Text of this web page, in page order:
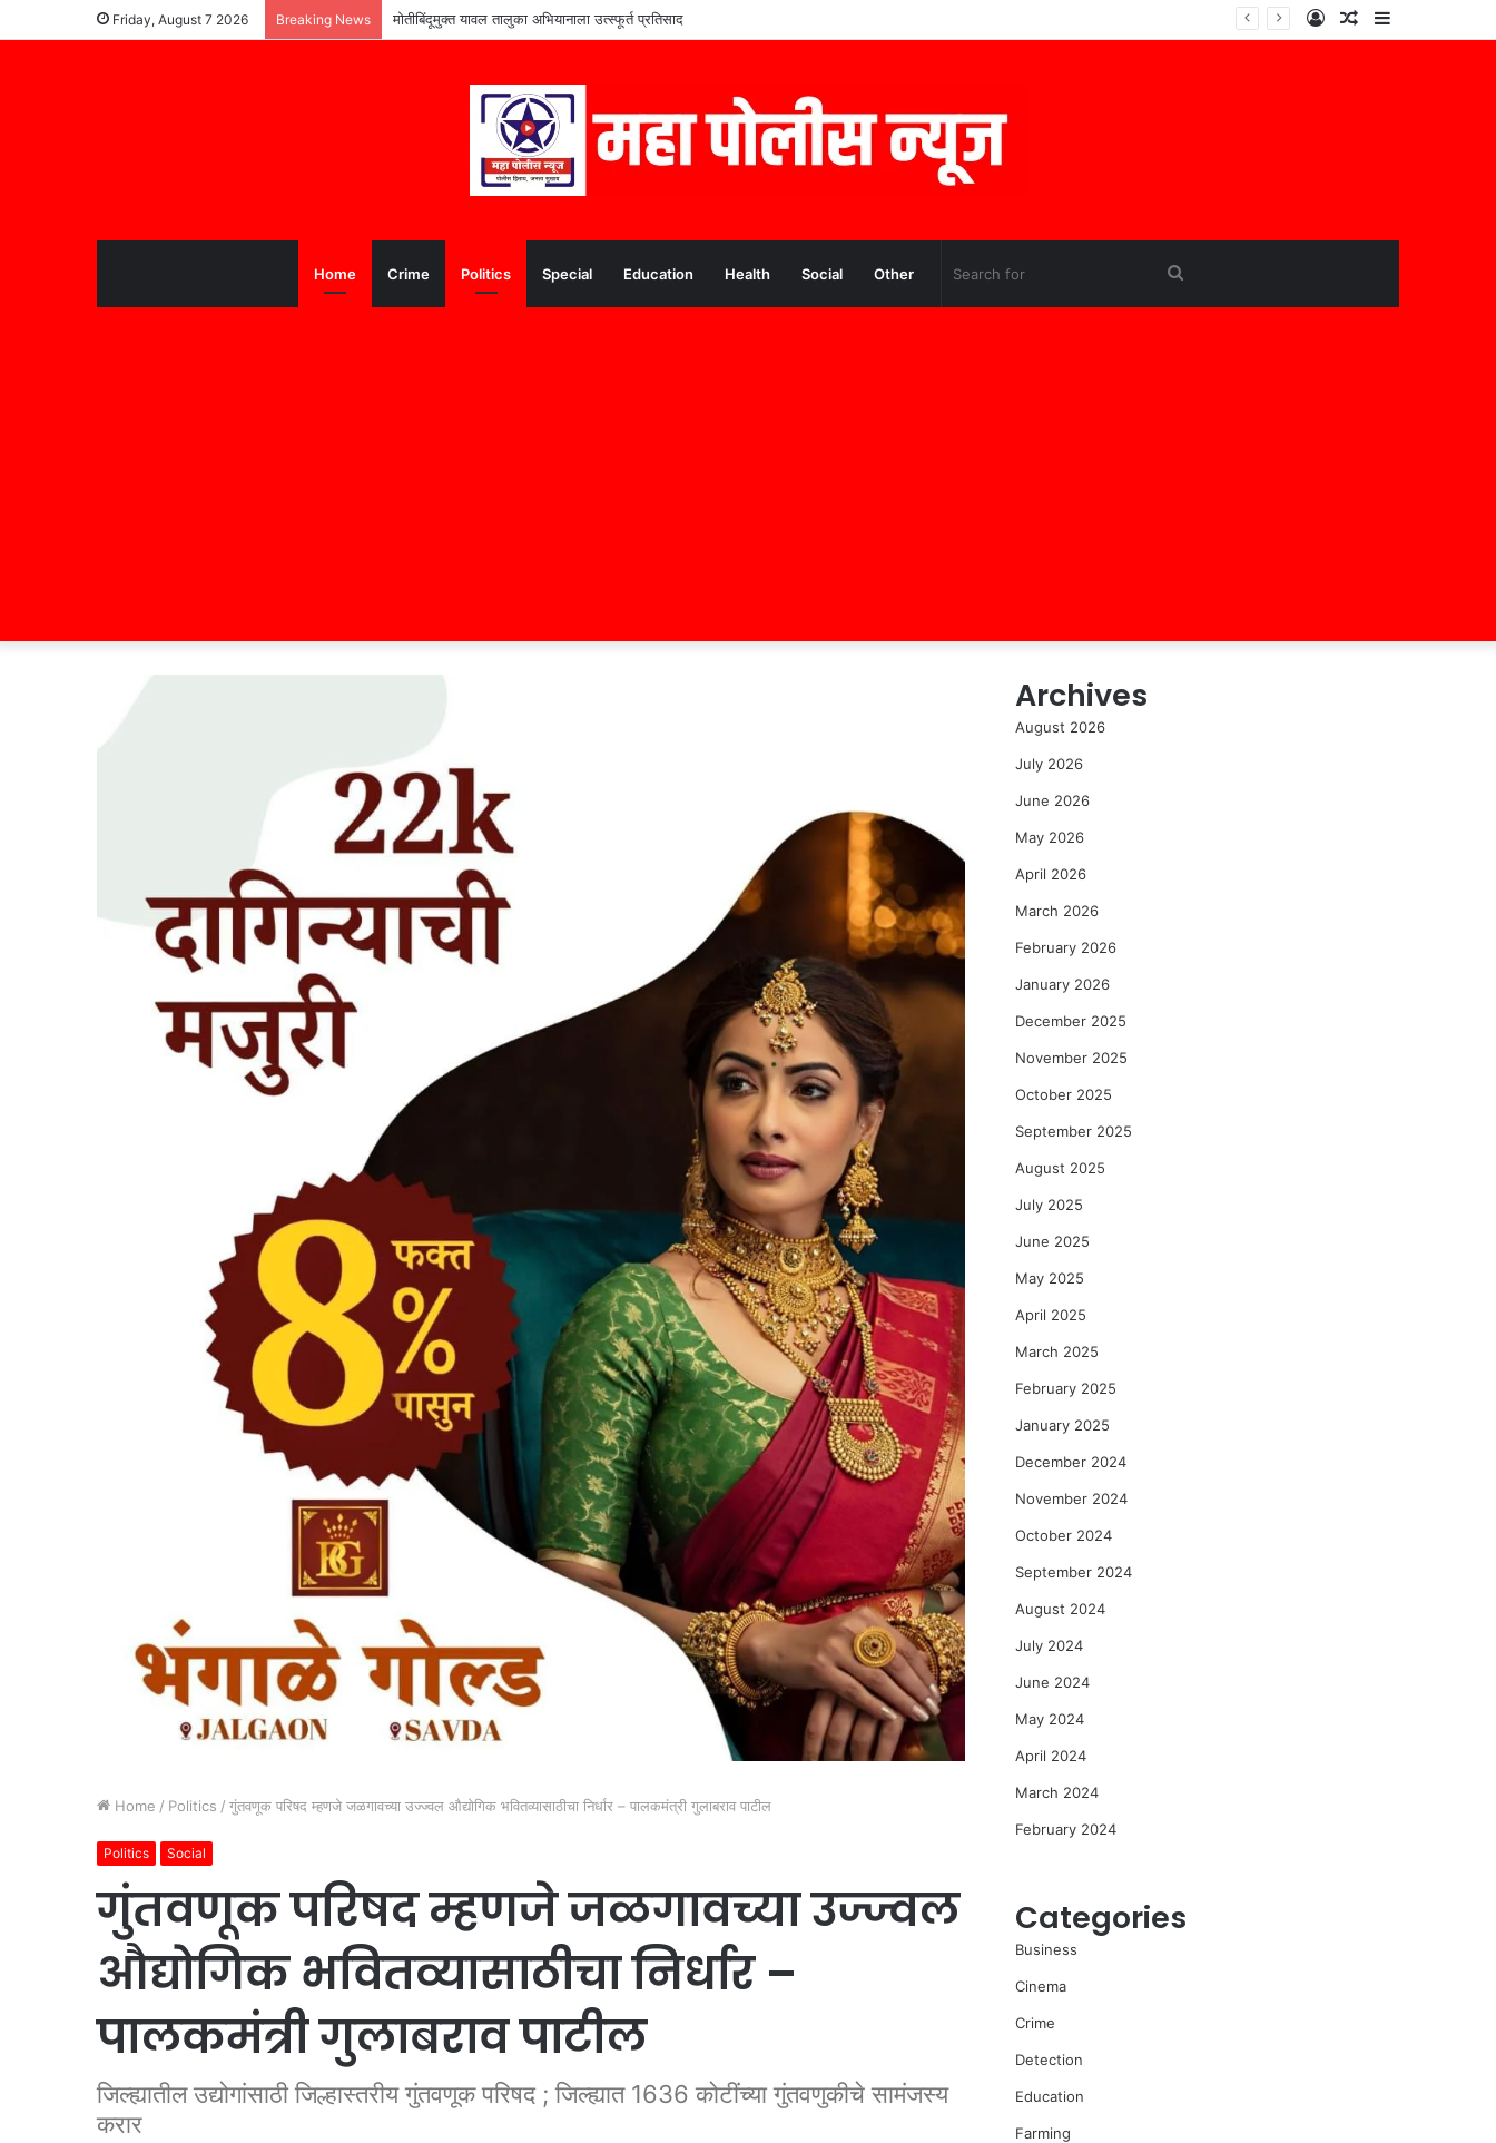
Friday, August 7 2026 Breaking News मोतीबिंदूमुक्त यावल तालुका अभियानाला उत्स्फूर्त प्रतिसाद Sidebar
Random
Log
Home Crime Politics Special Education Health Social Other
Home / Politics / गुंतवणूक परिषद म्हणजे जळगावच्या उज्ज्वल औद्योगिक भवितव्यासाठीचा निर्धार – पालकमंत्री गुलाबराव पाटील
Politics Social
गुंतवणूक परिषद म्हणजे जळगावच्या उज्ज्वल
औद्योगिक भवितव्यासाठीचा निर्धार –
पालकमंत्री गुलाबराव पाटील
जिल्ह्यातील उद्योगांसाठी जिल्हास्तरीय गुंतवणूक परिषद ; जिल्ह्यात 1636 कोटींच्या गुंतवणुकीचे सामंजस्य
करार
Archives
August 2026
July 2026
June 2026
May 2026
April 2026
March 2026
February 2026
January 2026
December 2025
November 2025
October 2025
September 2025
August 2025
July 2025
June 2025
May 2025
April 2025
March 2025
February 2025
January 2025
December 2024
November 2024
October 2024
September 2024
August 2024
July 2024
June 2024
May 2024
April 2024
March 2024
February 2024
Categories
Business
Cinema
Crime
Detection
Education
Farming